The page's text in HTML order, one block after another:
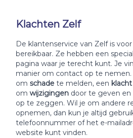
Klachten Zelf
De klantenservice van Zelf is
bereikbaar. Ze hebben een
pagina waar je terecht kunt. Je
manier om contact op te
om schade te melden, een klacht
om wijzigingen door te geven
op te zeggen. Wil je om andere
opnemen, dan kun je altijd
telefoonnummer of het e-
website kunt vinden.